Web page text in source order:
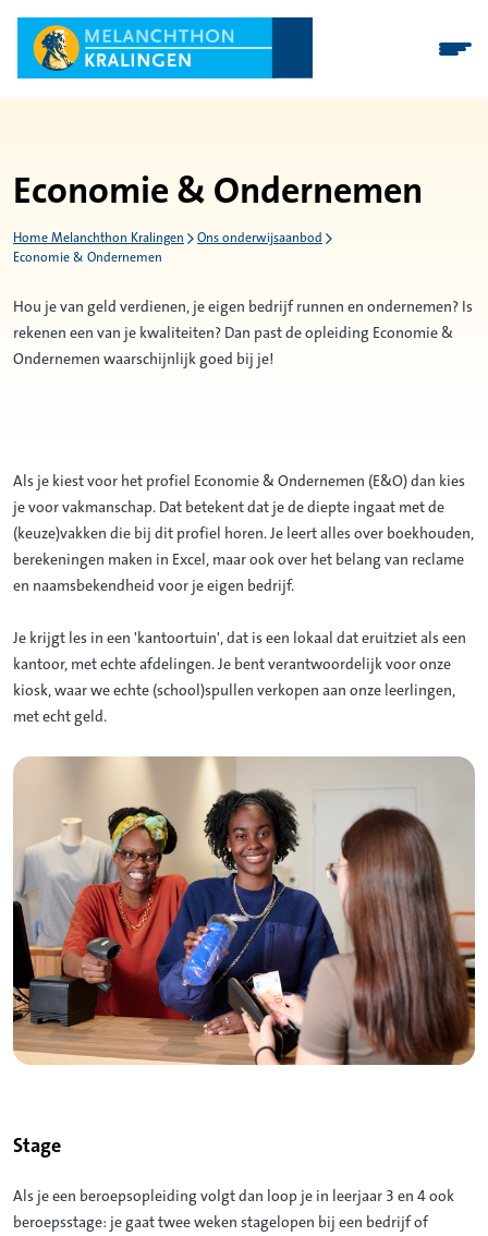
Economie & Ondernemen
Home Melanchthon Kralingen
Ons onderwijsaanbod
Economie & Ondernemen
Hou je van geld verdienen, je eigen bedrijf runnen en ondernemen? Is
rekenen een van je kwaliteiten? Dan past de opleiding Economie &
Ondernemen waarschijnlijk goed bij je!
Als je kiest voor het profiel Economie & Ondernemen (E&O) dan kies
je voor vakmanschap. Dat betekent dat je de diepte ingaat met de
(keuze)vakken die bij dit profiel horen. Je leert alles over boekhouden,
berekeningen maken in Excel, maar ook over het belang van reclame
en naamsbekendheid voor je eigen bedrijf.
Je krijgt les in een 'kantoortuin', dat is een lokaal dat eruitziet als een
kantoor, met echte afdelingen. Je bent verantwoordelijk voor onze
kiosk, waar we echte (school)spullen verkopen aan onze leerlingen,
met echt geld.
Stage
Als je een beroepsopleiding volgt dan loop je in leerjaar 3 en 4 ook
beroepsstage: je gaat twee weken stagelopen bij een bedrijf of